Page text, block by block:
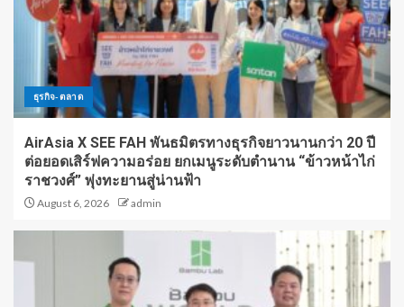
ธุรกิจ-ตลาด
AirAsia X SEE FAH พันธมิตรทางธุรกิจยาวนานกว่า 20 ปี
ต่อยอดเสิร์ฟความอร่อย ยกเมนูระดับตำนาน “ข้าวหน้าไก่
ราชวงศ์” พุ่งทะยานสู่น่านฟ้า
August 6, 2026 admin